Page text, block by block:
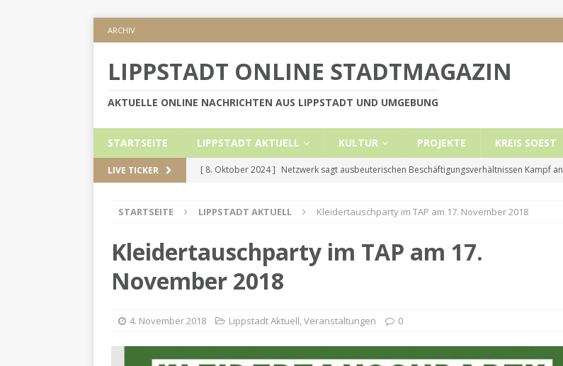
ARCHIV
LIPPSTADT ONLINE STADTMAGAZIN
AKTUELLE ONLINE NACHRICHTEN AUS LIPPSTADT UND UMGEBUNG
STARTSEITE LIPPSTADT AKTUELL KULTUR PROJEKTE KREIS SOEST
LIVE TICKER [ 8. Oktober 2024 ] Netzwerk sagt ausbeuterischen Beschäftigungsverhältnissen Kampf an
[ 5. September 2024 ]
Höhere Mietobergrenzen für Leistungsempfänger
KREIS SOEST
[ 2. September 2024 ]
Geschützt: Reden im Bundestag vom 13.11.24
Internetauftritt der Stadt Lippstadt nach Cyberangriff wieder online
LIPPSTADT AKTUELL
STARTSEITE LIPPSTADT AKTUELL Kleidertauschparty im TAP am 17. November 2018
Kleidertauschparty im TAP am 17.
November 2018
4. November 2018 Lippstadt Aktuell,Veranstaltungen 0